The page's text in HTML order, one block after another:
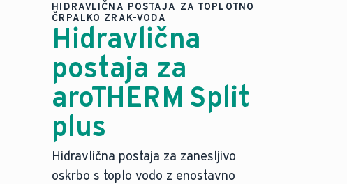
HIDRAVLIČNA POSTAJA ZA TOPLOTNO
ČRPALKO ZRAK-VODA
Hidravlična
postaja za
aroTHERM Split
plus
Hidravlična postaja za zanesljivo
oskrbo s toplo vodo z enostavno